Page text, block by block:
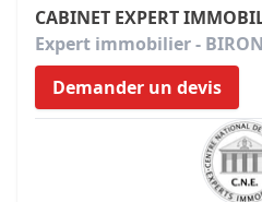
CABINET EXPERT
Expert immobilier -
Demander un devis